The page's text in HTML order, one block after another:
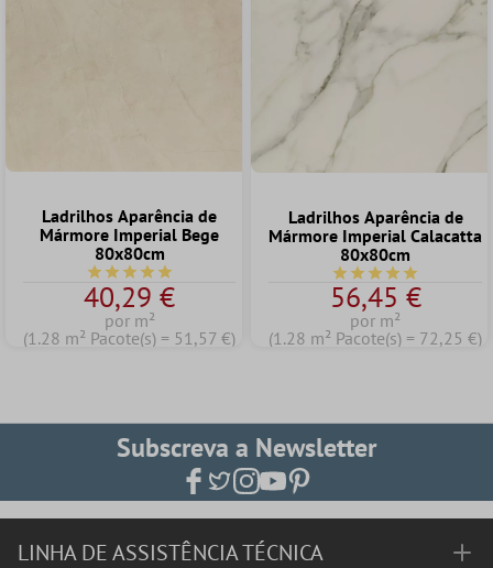
Ladrilhos Aparência de
Mármore Imperial Bege
80x80cm
Classificação média de 5 de 5 estrelas
40,29 €
por m²
(1.28 m² Pacote(s) = 51,57 €)
Ladrilhos Aparência de
Mármore Imperial Calacatta
80x80cm
Classificação média
56,45 €
por m²
(1.28 m² Pacote(s) = 72,25 €)
Subscreva a Newsletter
LINHA DE ASSISTÊNCIA TÉCNICA